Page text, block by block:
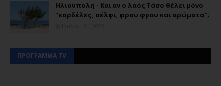
Ηλιούπολη - Και αν ο λαός Τάσο θέλει μόνο
"κορδέλες, σέλφι, φρου φρου και αρώματα";
ΠΡΟΓΡΑΜΜΑ TV